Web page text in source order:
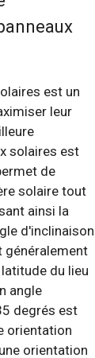
est un
leur
solaires est
de
solaire tout
ainsi la
d'inclinaison
généralement
du lieu
angle
degrés est
orientation
orientation